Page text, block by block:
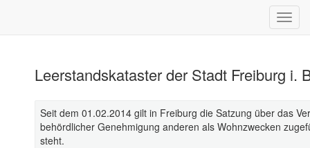
Leerstandskataster der Stadt Freiburg i.
Seit dem 01.02.2014 gilt in Freiburg die Satzung über das
behördlicher Genehmigung anderen als Wohnzwecken
steht.